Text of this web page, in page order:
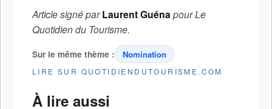
Article signé parLaurent Guéna pourLe
Quotidien du Tourisme.
Sur le même thème : Nomination
LIRE SUR QUOTIDIENDUTOURISME.COM
À lire aussi